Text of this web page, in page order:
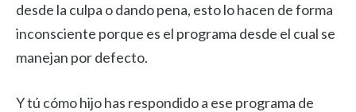
desde la culpa o dando pena, esto lo hacen de forma
inconsciente porque es el programa desde el cual se
manejan por defecto.
Y tú cómo hijo has respondido a ese programa de